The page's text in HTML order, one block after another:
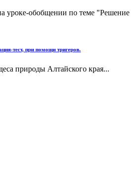
уроке-обобщении по теме
тест, при помощи тригеров.
природы Алтайского края...